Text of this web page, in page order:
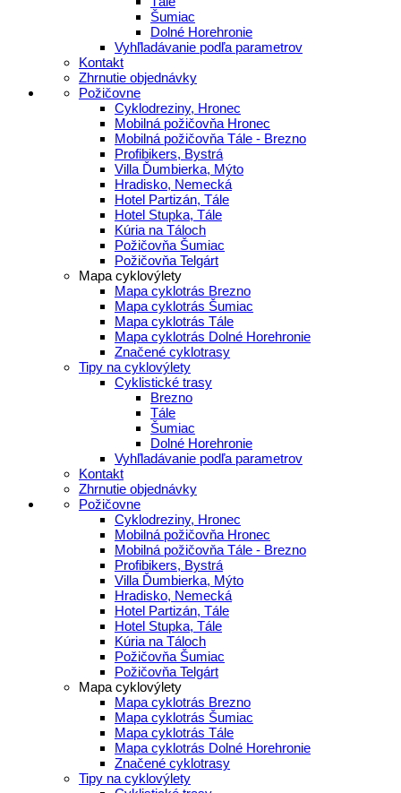
Šumiac
Dolné Horehronie
Vyhľladávanie podľa parametrov
Kontakt
Zhrnutie objednávky
Požičovne
Cyklodreziny, Hronec
Mobilná požičovňa Hronec
Mobilná požičovňa Tále - Brezno
Profibikers, Bystrá
Villa Ďumbierka, Mýto
Hradisko, Nemecká
Hotel Partizán, Tále
Hotel Stupka, Tále
Kúria na Táloch
Požičovňa Šumiac
Požičovňa Telgárt
Mapa cyklovýlety
Mapa cyklotrás Brezno
Mapa cyklotrás Šumiac
Mapa cyklotrás Tále
Mapa cyklotrás Dolné Horehronie
Značené cyklotrasy
Tipy na cyklovýlety
Cyklistické trasy
Brezno
Tále
Šumiac
Dolné Horehronie
Vyhľladávanie podľa parametrov
Kontakt
Zhrnutie objednávky
Požičovne
Cyklodreziny, Hronec
Mobilná požičovňa Hronec
Mobilná požičovňa Tále - Brezno
Profibikers, Bystrá
Villa Ďumbierka, Mýto
Hradisko, Nemecká
Hotel Partizán, Tále
Hotel Stupka, Tále
Kúria na Táloch
Požičovňa Šumiac
Požičovňa Telgárt
Mapa cyklovýlety
Mapa cyklotrás Brezno
Mapa cyklotrás Šumiac
Mapa cyklotrás Tále
Mapa cyklotrás Dolné Horehronie
Značené cyklotrasy
Tipy na cyklovýlety